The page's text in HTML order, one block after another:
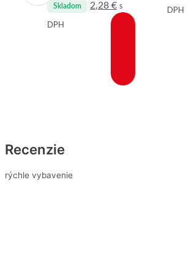
Skladom 2,28€ s
DPH
DPH
Recenzie
rýchle vybavenie